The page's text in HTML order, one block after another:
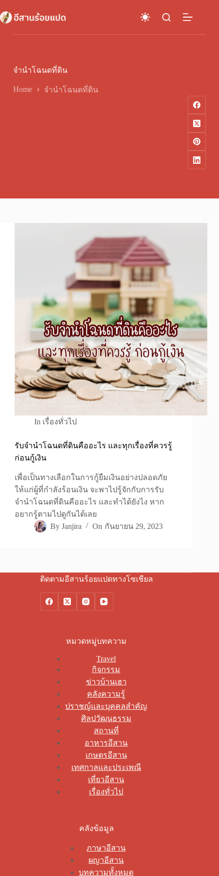
to
content
จำนำโฉนดที่ดิน
Home จำนำโฉนดที่ดิน
In เรื่องทั่วไป
รับจำนำโฉนดที่ดินคืออะไร และทุกเรื่องที่ควรรู้
ก่อนกู้เงิน
เพื่อเป็นทางเลือกในการกู้ยืมเงินอย่างปลอดภัย
ให้แก่ผู้ที่กำลังร้อนเงิน จะพาไปรู้จักกับการรับ
จำนำโฉนดที่ดินคืออะไร และทำได้ยังไง หาก
อยากรู้ตามไปดูกันได้เลย
By Janjira On กันยายน 29, 2023
ติดตามอีสานร้อยแปดทางโซเชียล
หมวดหมู่บทความ
Travel
กิจกรรม
ข่าวบ้านเฮา
คลังความรู้
ปราชญ์และบุคคลสำคัญ
ศิลปวัฒนธรรม
สถานที่
อาหารอีสาน
เกษตรอีสาน
เทศกาลและประเพณี
เที่ยวอีสาน
เรื่องทั่วไป
คลังข้อมูล
ภาษาอีสาน
ผญาอีสาน
บทความทั้งหมด